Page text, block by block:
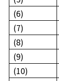
(6)
(7)
(8)
(9)
(10)